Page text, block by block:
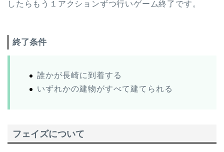
したらもう１アクションずつ行いゲーム終了です。
終了条件
誰かが長崎に到着する
いずれかの建物がすべて建てられる
フェイズについて